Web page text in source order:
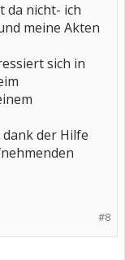
da nicht- ich
meine Akten
sich in
der Hilfe
#8